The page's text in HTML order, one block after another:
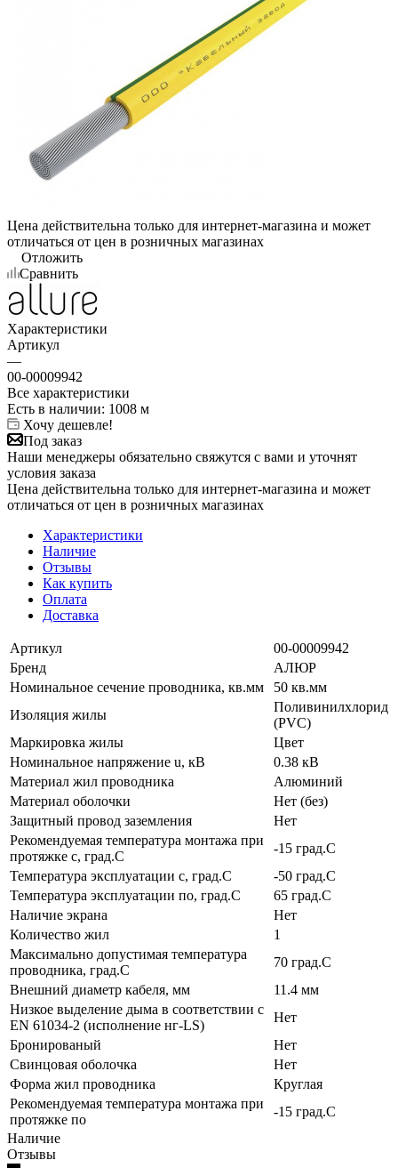
Цена действительна только для интернет-магазина и может
отличаться от цен в розничных магазинах
Отложить
Сравнить
Характеристики
Артикул
—
00-00009942
Все характеристики
Есть в наличии: 1008 м
Хочу дешевле!
Под заказ
Наши менеджеры обязательно свяжутся с вами и уточнят
условия заказа
Цена действительна только для интернет-магазина и может
отличаться от цен в розничных магазинах
Характеристики
Наличие
Отзывы
Как купить
Оплата
Доставка
Артикул
00-00009942
Бренд
АЛЮР
Номинальное сечение проводника, кв.мм
50 кв.мм
Изоляция жилы
Поливинилхлорид
(PVC)
Маркировка жилы
Цвет
Номинальное напряжение u, кВ
0.38 кВ
Материал жил проводника
Алюминий
Материал оболочки
Нет (без)
Защитный провод заземления
Нет
Рекомендуемая температура монтажа при
протяжке с, град.C
-15 град.C
Температура эксплуатации с, град.C
-50 град.C
Температура эксплуатации по, град.C
65 град.C
Наличие экрана
Нет
Количество жил
1
Максимально допустимая температура
проводника, град.C
70 град.C
Внешний диаметр кабеля, мм
11.4 мм
Низкое выделение дыма в соответствии с
EN 61034-2 (исполнение нг-LS)
Нет
Бронированый
Нет
Свинцовая оболочка
Нет
Форма жил проводника
Круглая
Рекомендуемая температура монтажа при
протяжке по
-15 град.C
Наличие
Отзывы